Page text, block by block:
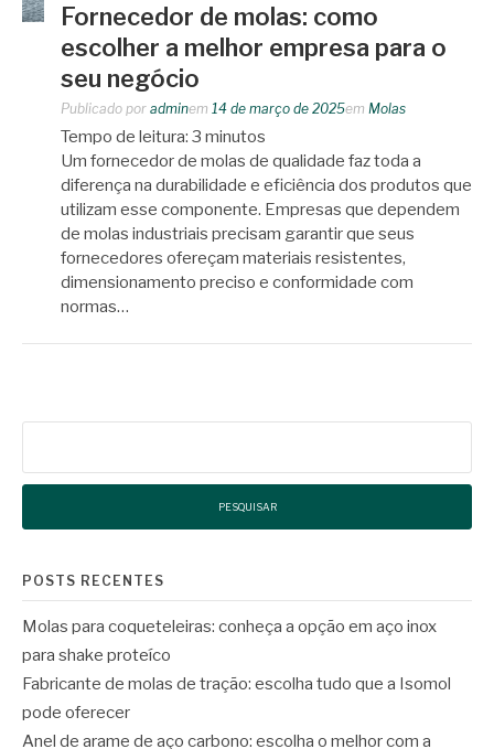
Fornecedor de molas: como
escolher a melhor empresa para o
seu negócio
Publicado por adminem 14 de março de 2025em Molas
Tempo de leitura: 3 minutos
Um fornecedor de molas de qualidade faz toda a
diferença na durabilidade e eficiência dos produtos que
utilizam esse componente. Empresas que dependem
de molas industriais precisam garantir que seus
fornecedores ofereçam materiais resistentes,
dimensionamento preciso e conformidade com
normas…
POSTS RECENTES
Molas para coqueteleiras: conheça a opção em aço inox
para shake proteíco
Fabricante de molas de tração: escolha tudo que a Isomol
pode oferecer
Anel de arame de aço carbono: escolha o melhor com a